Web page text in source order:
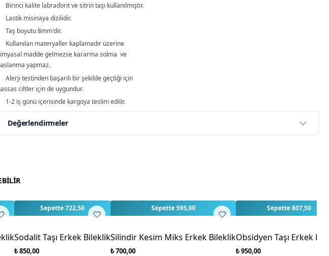
Birinci kalite labradorit ve sitrin taşı kullanılmıştır.
Lastik misinaya dizilidir.
Taş boyutu 8mm'dir.
Kullanılan materyaller kaplamadır üzerine
madde gelmezse kararma solma ve
yapmaz.
Alerji testinden başarılı bir şekilde geçtiği için
ciltler için de uygundur.
1-2 iş günü içerisinde kargoya teslim edilir.
Değerlendirmeler
Bu ürün için henüz değerlendirme yapılmamış. İlk yorumu siz yapın!
Sepette 722,50
Sodalit Taşı Erkek Bileklik
₺ 850,00
Sepette 595,00
Silindir Kesim Miks Erkek Bileklik
₺ 700,00
Sepette 807,50
Obsidyen Taşı Erkek
₺ 950,00